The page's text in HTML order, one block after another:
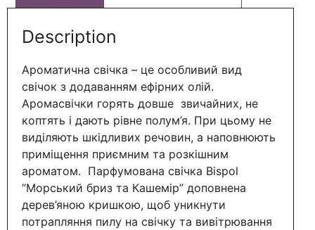
Description
Ароматична свічка – це особливий вид
свічок з додаванням ефірних олій.
Аромасвічки горять довше звичайних, не
коптять і дають рівне полум’я. При цьому не
виділяють шкідливих речовин, а наповнюють
приміщення приємним та розкішним
ароматом. Парфумована свічка Bispol
“Морський бриз та Кашемір” доповнена
дерев’яною кришкою, щоб уникнути
потрапляння пилу на свічку та вивітрювання